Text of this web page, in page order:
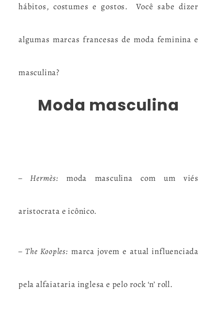
hábitos, costumes e gostos. Você sabe dizer
algumas marcas francesas de moda feminina e
masculina?
Moda masculina
– Hermès: moda masculina com um viés
aristocrata e icônico.
– The Kooples: marca jovem e atual influenciada
pela alfaiataria inglesa e pelo rock ‘n’ roll.